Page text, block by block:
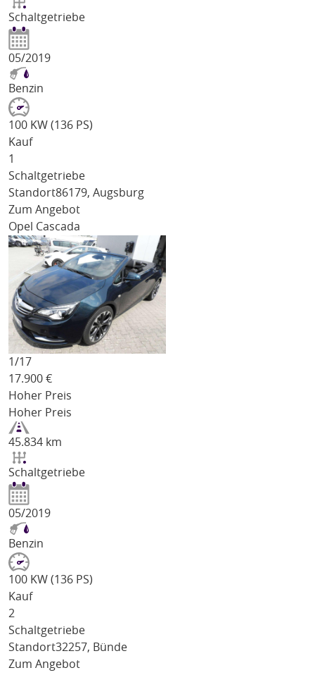
Schaltgetriebe
05/2019
Benzin
100 KW (136 PS)
Kauf
1
Schaltgetriebe
Standort86179, Augsburg
Zum Angebot
Opel Cascada
1/17
17.900 €
Hoher Preis
Hoher Preis
45.834 km
Schaltgetriebe
05/2019
Benzin
100 KW (136 PS)
Kauf
2
Schaltgetriebe
Standort32257, Bünde
Zum Angebot